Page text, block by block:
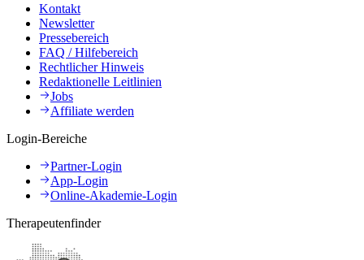
Kontakt
Newsletter
Pressebereich
FAQ / Hilfebereich
Rechtlicher Hinweis
Redaktionelle Leitlinien
Jobs
Affiliate werden
Login-Bereiche
Partner-Login
App-Login
Online-Akademie-Login
Therapeutenfinder